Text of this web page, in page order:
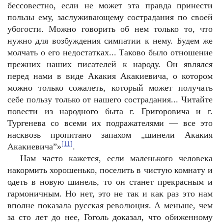
бессовестно, если не может эта правда принести
пользы ему, заслуживающему сострадания по своей
убогости. Можно говорить об нем только то, что
нужно для возбуждения симпатии к нему. Будем же
молчать о его недостатках... Таково было отношение
прежних наших писателей к народу. Он являлся
перед нами в виде Акакия Акакиевича, о котором
можно только сожалеть, который может получать
себе пользу только от нашего сострадания... Читайте
повести из народного быта г. Григоровича и г.
Тургенева со всеми их подражателями — все это
насквозь пропитано запахом „шинели Акакия
Акакиевича”» [11] .
Нам часто кажется, если маленького человека
накормить хорошенько, поселить в чистую комнату и
одеть в новую шинель, то он станет прекрасным и
гармоничным. Но нет, это не так и как раз это нам
вполне показала русская революция. А меньше, чем
за сто лет до нее, Гоголь доказал, что обиженному